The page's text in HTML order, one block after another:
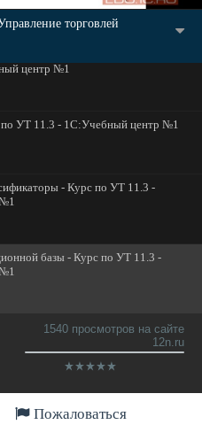
торговлей
центр №1
по УТ 11.3 - 1С:Учебный центр №1
- Курс по УТ 11.3 -
базы - Курс по УТ 11.3 -
1540 просмотров на сайте
12n.ru
Пожаловаться